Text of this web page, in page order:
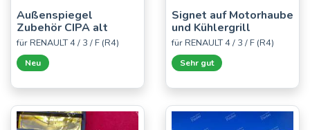
Außenspiegel
Zubehör CIPA alt
für RENAULT 4 / 3 / F (R4)
Neu
Signet auf Motorhaube
und Kühlergrill
für RENAULT 4 / 3 / F (R4)
Sehr gut